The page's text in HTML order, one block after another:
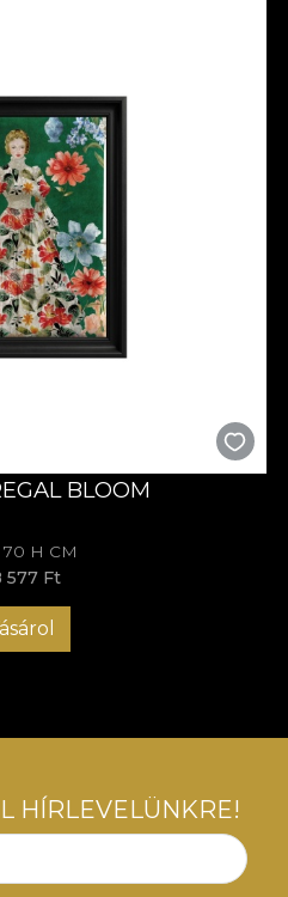
BLOOM
70 H CM
577 Ft
HÍRLEVELÜNKRE!